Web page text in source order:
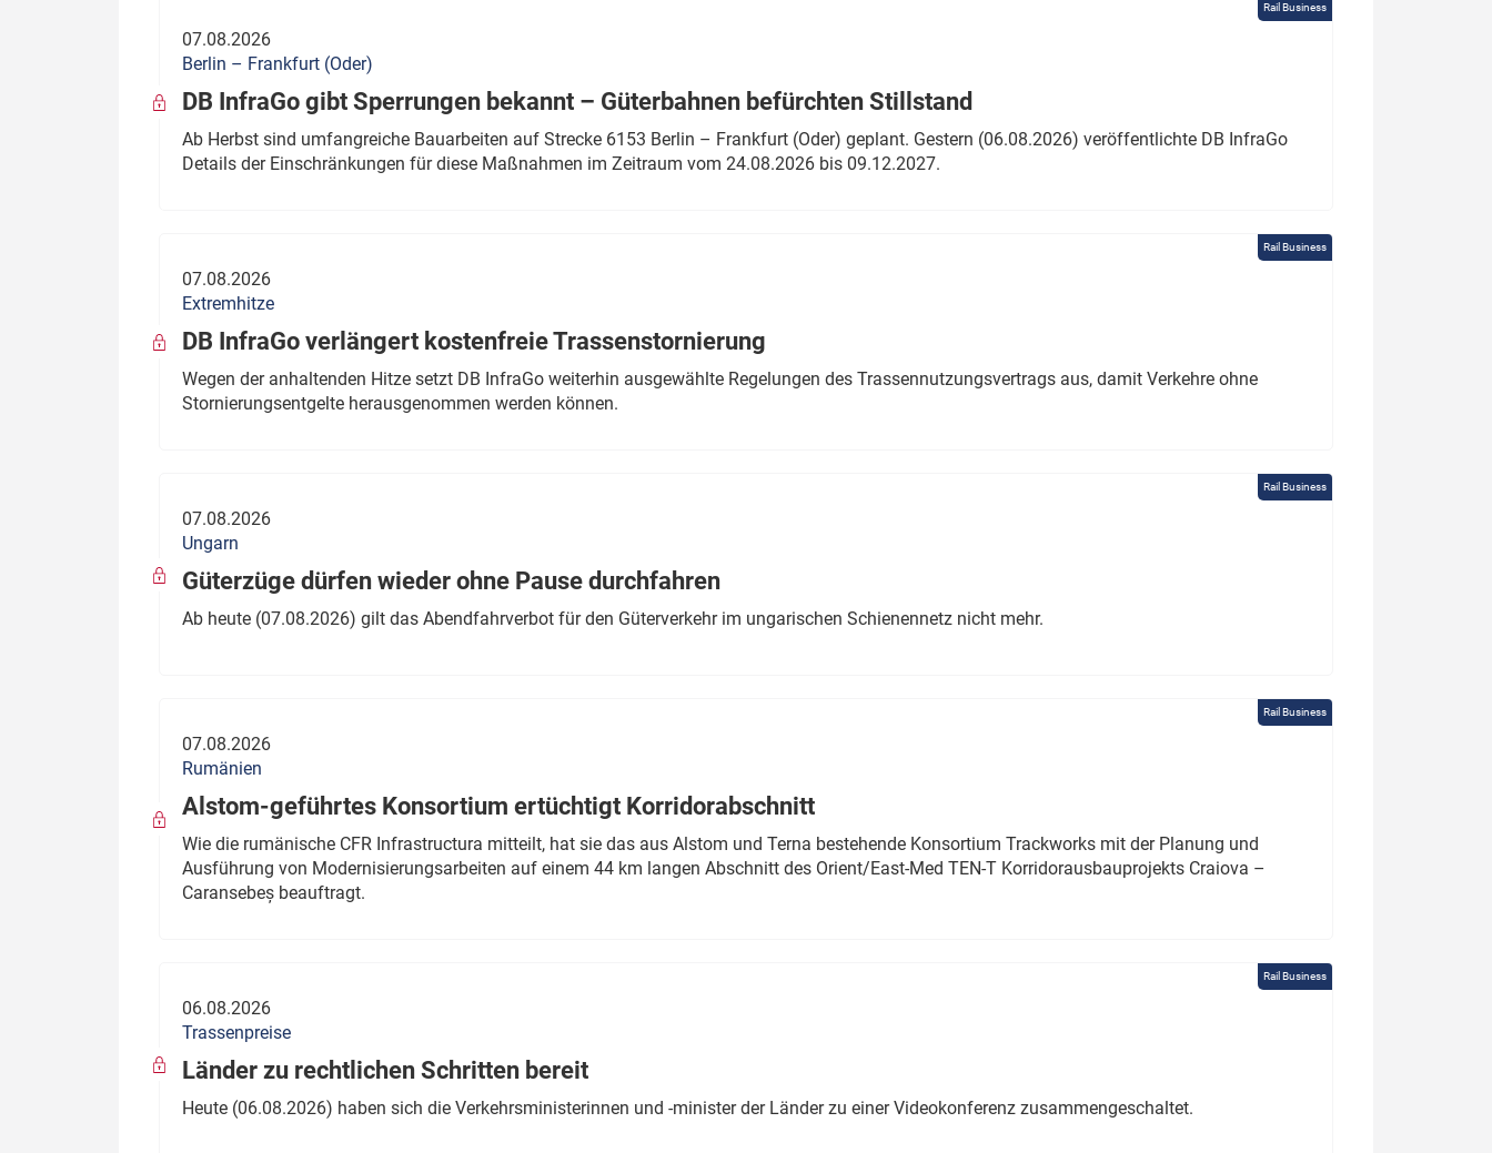
Rail Business
07.08.2026
Berlin – Frankfurt (Oder)
DB InfraGo gibt Sperrungen bekannt – Güterbahnen befürchten Stillstand
Ab Herbst sind umfangreiche Bauarbeiten auf Strecke 6153 Berlin – Frankfurt (Oder) geplant. Gestern (06.08.2026) veröffentlichte DB InfraGo
Details der Einschränkungen für diese Maßnahmen im Zeitraum vom 24.08.2026 bis 09.12.2027.
Rail Business
07.08.2026
Extremhitze
DB InfraGo verlängert kostenfreie Trassenstornierung
Wegen der anhaltenden Hitze setzt DB InfraGo weiterhin ausgewählte Regelungen des Trassennutzungsvertrags aus, damit Verkehre ohne
Stornierungsentgelte herausgenommen werden können.
Rail Business
07.08.2026
Ungarn
Güterzüge dürfen wieder ohne Pause durchfahren
Ab heute (07.08.2026) gilt das Abendfahrverbot für den Güterverkehr im ungarischen Schienennetz nicht mehr.
Rail Business
07.08.2026
Rumänien
Alstom-geführtes Konsortium ertüchtigt Korridorabschnitt
Wie die rumänische CFR Infrastructura mitteilt, hat sie das aus Alstom und Terna bestehende Konsortium Trackworks mit der Planung und
Ausführung von Modernisierungsarbeiten auf einem 44 km langen Abschnitt des Orient/East-Med TEN-T Korridorausbauprojekts Craiova –
Caransebeș beauftragt.
Rail Business
06.08.2026
Trassenpreise
Länder zu rechtlichen Schritten bereit
Heute (06.08.2026) haben sich die Verkehrsministerinnen und -minister der Länder zu einer Videokonferenz zusammengeschaltet.